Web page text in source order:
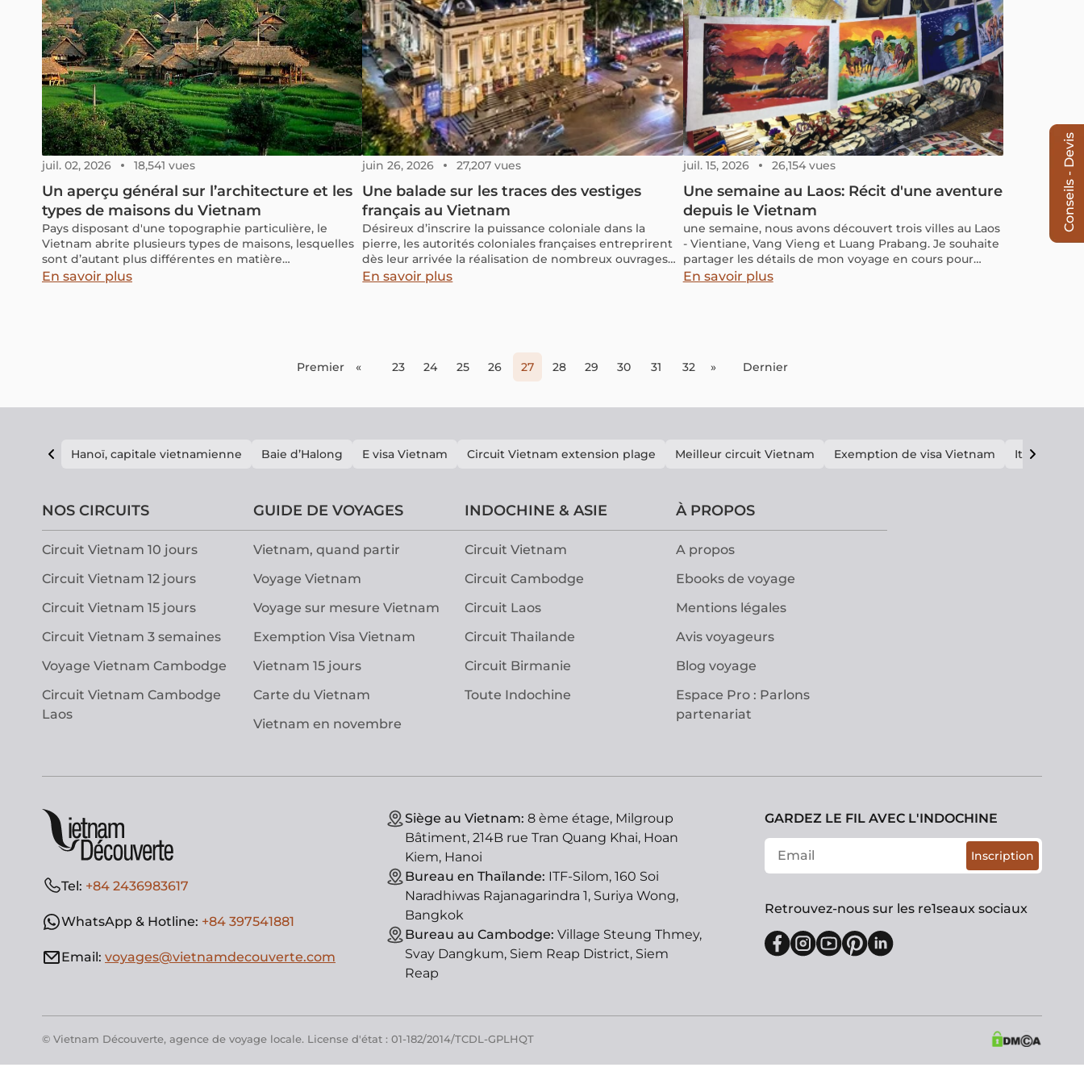
distinguées dans plusieurs catégories prestigieuses.
juil. 02, 2026 18,541 vues
Un aperçu général sur l’architecture et les
types de maisons du Vietnam
Pays disposant d'une topographie particulière, le
Vietnam abrite plusieurs types de maisons, lesquelles
sont d’autant plus différentes en matière
d’architecture et de structure selon les régions et les
En savoir plus
juin 26, 2026 27,207 vues
Une balade sur les traces des vestiges
français au Vietnam
Désireux d’inscrire la puissance coloniale dans la
pierre, les autorités coloniales françaises entreprirent
dès leur arrivée la réalisation de nombreux ouvrages
architecturaux montrant l’envie d’une présence
En savoir plus
juil. 15, 2026 26,154 vues
Une semaine au Laos: Récit d'une aventure
depuis le Vietnam
une semaine, nous avons découvert trois villes au Laos
- Vientiane, Vang Vieng et Luang Prabang. Je souhaite
partager les détails de mon voyage en cours pour
faciliter le vôtre, notamment si vous envisagez de
En savoir plus
Premier « 23 24 25 26 27 28 29 30 31 32 » Dernier
Hanoï, capitale vietnamienne Baie d’Halong E visa Vietnam Circuit Vietnam extension plage Meilleur circuit Vietnam Exemption de visa Vietnam Itinéraire
NOS CIRCUITS
Circuit Vietnam 10 jours
Circuit Vietnam 12 jours
Circuit Vietnam 15 jours
Circuit Vietnam 3 semaines
Voyage Vietnam Cambodge
Circuit Vietnam Cambodge
Laos
GUIDE DE VOYAGES
Vietnam, quand partir
Voyage Vietnam
Voyage sur mesure Vietnam
Exemption Visa Vietnam
Vietnam 15 jours
Carte du Vietnam
Vietnam en novembre
INDOCHINE & ASIE
Circuit Vietnam
Circuit Cambodge
Circuit Laos
Circuit Thailande
Circuit Birmanie
Toute Indochine
À PROPOS
A propos
Ebooks de voyage
Mentions légales
Avis voyageurs
Blog voyage
Espace Pro : Parlons
partenariat
Tel: +84 2436983617
WhatsApp & Hotline: +84 397541881
Email: voyages@vietnamdecouverte.com
Siège au Vietnam: 8 ème étage, Milgroup
Bâtiment, 214B rue Tran Quang Khai, Hoan
Kiem, Hanoi
Bureau en Thaïlande: ITF-Silom, 160 Soi
Naradhiwas Rajanagarindra 1, Suriya Wong,
Bangkok
Bureau au Cambodge: Village Steung Thmey,
Svay Dangkum, Siem Reap District, Siem
Reap
GARDEZ LE FIL AVEC L'INDOCHINE
Inscription
Retrouvez-nous sur les re1seaux sociaux
© Vietnam Découverte, agence de voyage locale. License d'état : 01-182/2014/TCDL-GPLHQT
Conseils - Devis